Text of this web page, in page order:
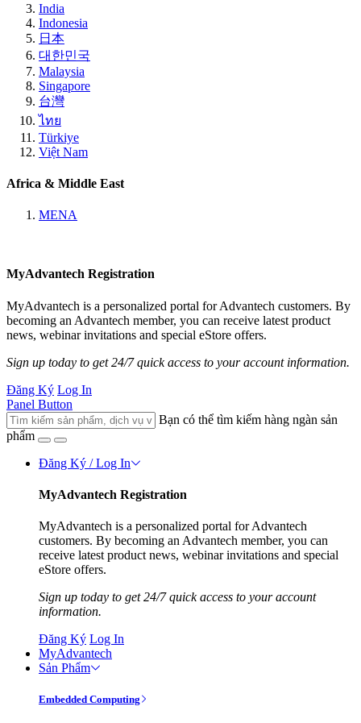
India
Indonesia
日本
대한민국
Malaysia
Singapore
台灣
ไทย
Türkiye
Việt Nam
Africa & Middle East
MENA
MyAdvantech Registration
MyAdvantech is a personalized portal for Advantech customers. By
becoming an Advantech member, you can receive latest product
news, webinar invitations and special eStore offers.
Sign up today to get 24/7 quick access to your account information.
Đăng Ký Log In
Panel Button
Bạn có thể tìm kiếm hàng ngàn sản
phẩm
Đăng Ký / Log In
MyAdvantech Registration
MyAdvantech is a personalized portal for Advantech
customers. By becoming an Advantech member, you can
receive latest product news, webinar invitations and special
eStore offers.
Sign up today to get 24/7 quick access to your account
information.
Đăng Ký Log In
MyAdvantech
Sản Phẩm
Embedded Computing